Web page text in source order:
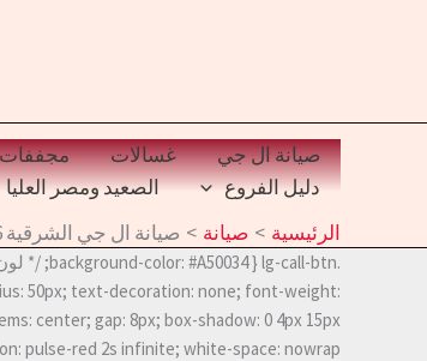
صيانة ال جي غسالات مجففات
دليل الفروع
الصعيد ومصر العليا
الرئيسية
صيانة صيانة ال جي الشرقية 01000630526 – 19418 الخط الساخن LG
50px; text-decoration: none; font-weight:
center; gap: 8px; box-shadow: 0 4px 15px